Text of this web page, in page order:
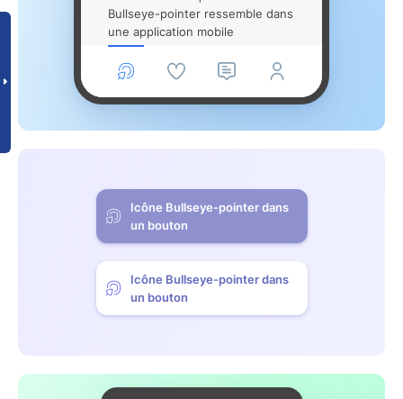
Bullseye-pointer ressemble dans
une application mobile
Icône Bullseye-pointer dans
un bouton
Icône Bullseye-pointer dans
un bouton